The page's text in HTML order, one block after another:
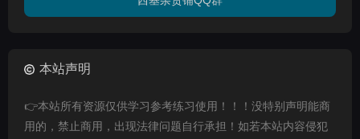
本站声明
👉本站所有资源仅供学习参考练习使用！！！没特别声明能商
用的，禁止商用，出现法律问题自行承担！如若本站内容侵犯